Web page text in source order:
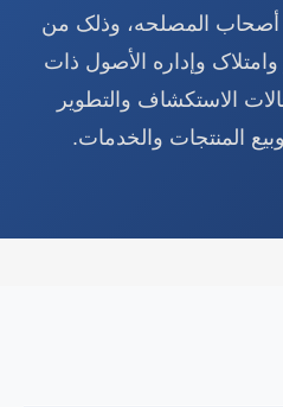
أصحاب المصلحه، وذلک من
وامتلاک وإداره الأصول ذات
الاستکشاف والتطویر
المنتجات والخدمات.